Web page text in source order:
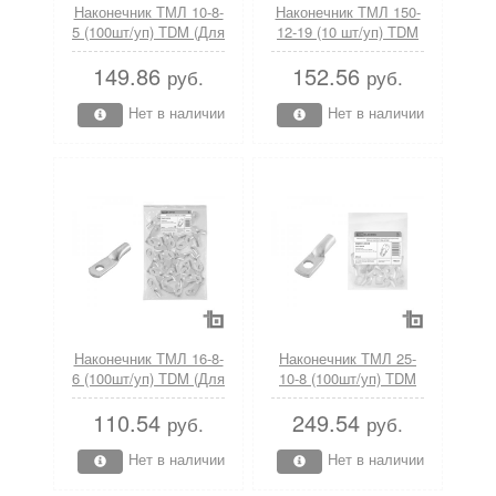
Наконечник ТМЛ 10-8-
5 (100шт/уп) TDM (Для
кабелей напряжением
до 35 кВ; по ГОСТ
7386-80)
149.86 руб.
Нет в наличии
Наконечник ТМЛ 150-
12-19 (10 шт/уп) TDM
(Для кабелей
напряжением до 35
кВ; по ГОСТ 7386-80)
152.56 руб.
Нет в наличии
Наконечник ТМЛ 16-8-
6 (100шт/уп) TDM (Для
кабелей напряжением
до 35 кВ; по ГОСТ
7386-80)
110.54 руб.
Нет в наличии
Наконечник ТМЛ 25-
10-8 (100шт/уп) TDM
(Для кабелей
напряжением до 35
кВ; по ГОСТ 7386-80)
249.54 руб.
Нет в наличии